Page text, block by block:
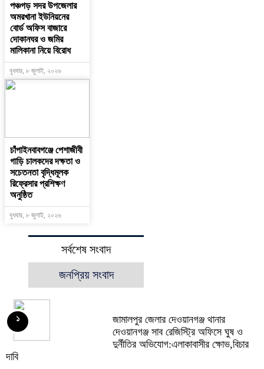
পঞ্চগড় সদর উপজেলার
অমরখানা ইউনিয়নের
বোর্ড অফিস বাজারে
দোকানঘর ও জমির
মালিকানা নিয়ে বিরোধ
বুধবার, ৮ জুলাই, ২০২৬
চাঁপাইনবাবগঞ্জে পেশাজীবী
গাড়ি চালকদের দক্ষতা ও
সচেতনতা বৃদ্ধিমূলক
রিফ্রেসার প্রশিক্ষণ
অনুষ্ঠিত
বুধবার, ৮ জুলাই, ২০২৬
সর্বশেষ সংবাদ
জনপ্রিয় সংবাদ
জামালপুর জেলার দেওয়ানগঞ্জ থানার
দেওয়ানগঞ্জ সাব রেজিস্ট্রি অফিসে ঘুষ ও
দুর্নীতির অভিযোগ:এলাকাবাসীর ক্ষোভ,বিচার
দাবি
১